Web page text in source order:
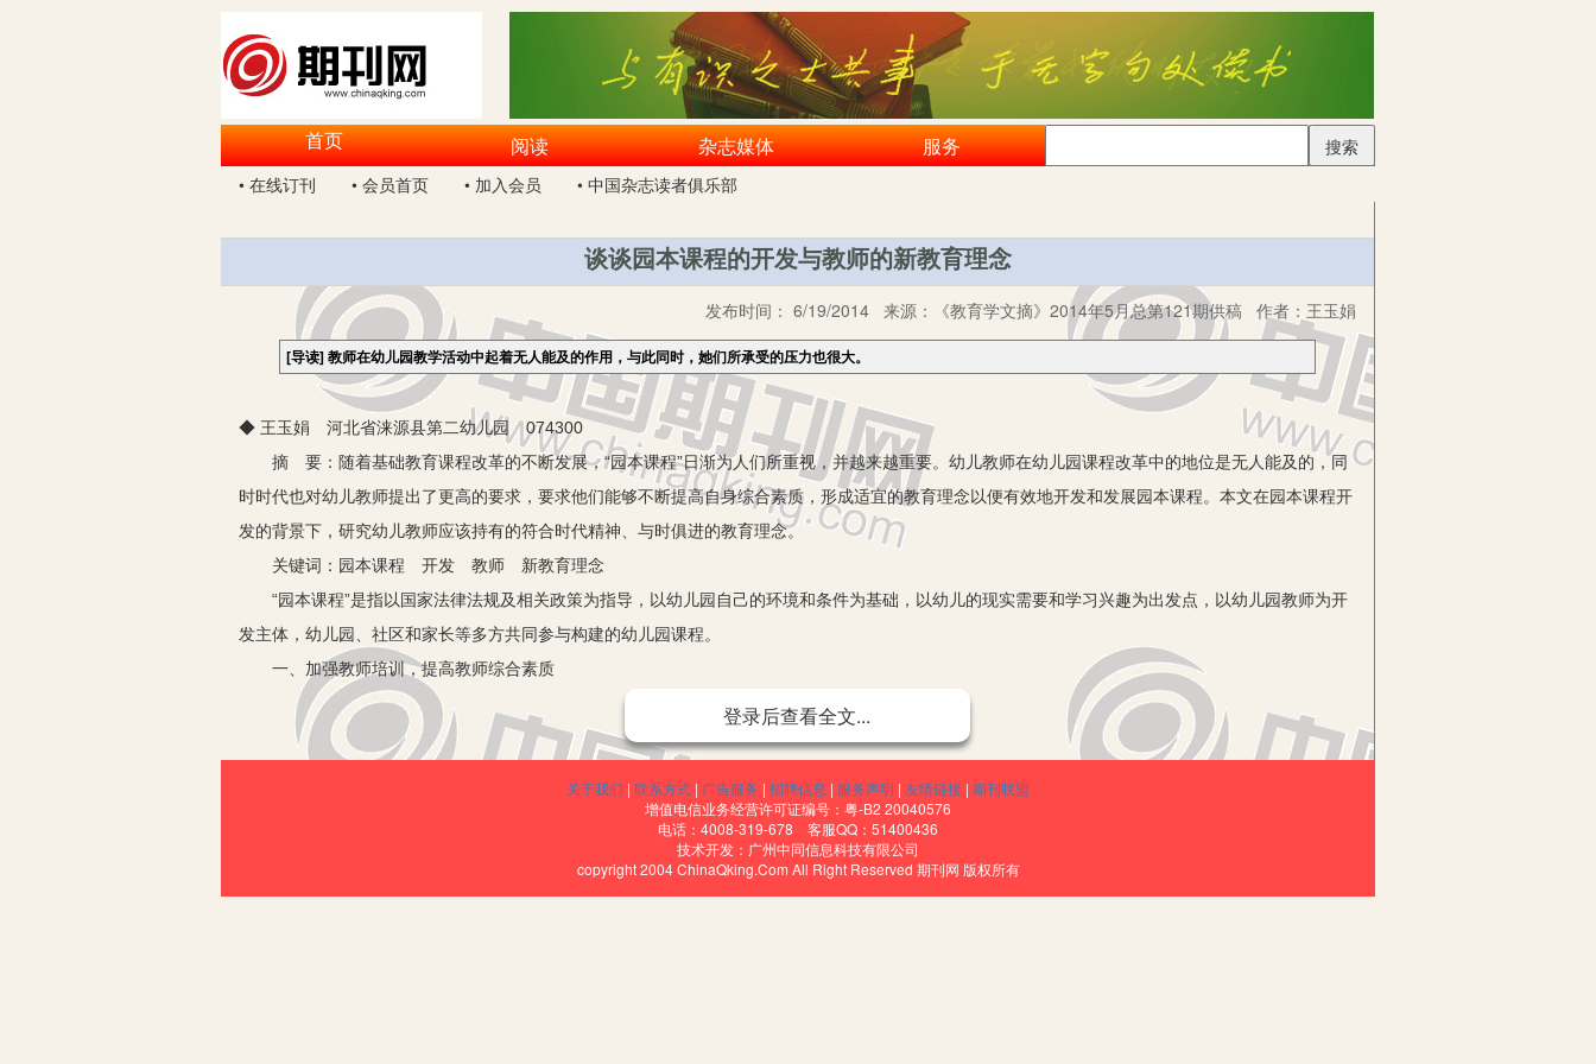
首页 阅读 杂志媒体 服务
搜索
• 在线订刊
• 会员首页 • 加入会员 • 中国杂志读者俱乐部
谈谈园本课程的开发与教师的新教育理念
发布时间： 6/19/2014 来源： 《教育学文摘》2014年5月总第121期供稿 作者： 王玉娟
[导读]教师在幼儿园教学活动中起着无人能及的作用，与此同时，她们所承受的压力也很大。
◆ 王玉娟 河北省涞源县第二幼儿园 074300
摘 要：随着基础教育课程改革的不断发展，“园本课程”日渐为人们所重视，并越来越重要。幼儿教师在幼儿园课程改革中的地位是无人能及的，同
时时代也对幼儿教师提出了更高的要求，要求他们能够不断提高自身综合素质，形成适宜的教育理念以便有效地开发和发展园本课程。本文在园本课程开
发的背景下，研究幼儿教师应该持有的符合时代精神、与时俱进的教育理念。
关键词：园本课程 开发 教师 新教育理念
“园本课程”是指以国家法律法规及相关政策为指导，以幼儿园自己的环境和条件为基础，以幼儿的现实需要和学习兴趣为出发点，以幼儿园教师为开
发主体，幼儿园、社区和家长等多方共同参与构建的幼儿园课程。
一、加强教师培训，提高教师综合素质
首先，有了正确的教育理念作指导，我们的园本课程的发展便有了可靠的依据，所进行的教学活动也能取得较好的预期效果，最大限度地促进幼儿发
展。在当今社会，学前教育工作不及义务教育工作为社会各界所重视，幼儿教师多是技能型人才，总体学历水平与义务教育的各级教育单位相比相差很
的实际情况选择灵活多样的培训方式和方法，理论与实践相结合，提高幼儿教师的综合素质。
其次，就是教师的终身学习问题，每一个人都在不断地变化发展中，尤其教师这一特殊职业，许多知识也是有时代性的，被不同的时代赋予不同的意
义，这就要求教师传授给幼儿的知识应该是与时俱进的。幼儿园可以定期地组织教师交流学习，或者组织骨干教师到学前教育工作发展得好的幼儿园参加
登录后查看全文...
关于我们 | 联系方式 | 广告服务 | 招聘信息 | 服务声明 | 友情链接 | 期刊联盟
增值电信业务经营许可证编号：粤-B2 20040576
电话：4008-319-678 客服QQ：51400436
技术开发：广州中同信息科技有限公司
copyright 2004 ChinaQking.Com All Right Reserved 期刊网 版权所有